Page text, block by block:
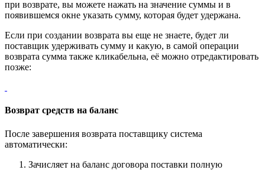
при возврате, вы можете нажать на значение суммы и в
появившемся окне указать сумму, которая будет удержана.
Если при создании возврата вы еще не знаете, будет ли
поставщик удерживать сумму и какую, в самой операции
возврата сумма также кликабельна, её можно отредактировать
позже:
Возврат средств на баланс
После завершения возврата поставщику система
автоматически:
Зачисляет на баланс договора поставки полную